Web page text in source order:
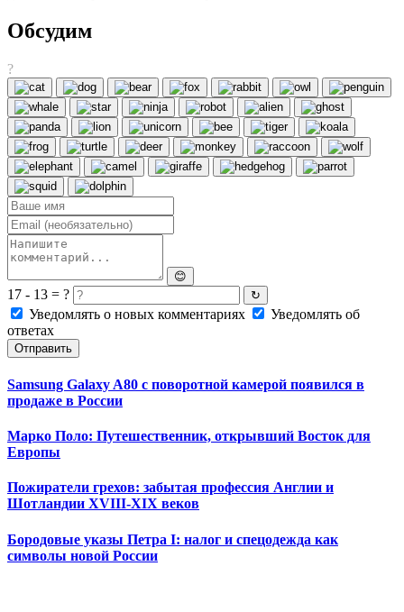
Обсудим
?
😊
17 - 13 = ? ↻
Уведомлять о новых комментариях
Уведомлять об
ответах
Отправить
Samsung Galaxy A80 с поворотной камерой появился в
продаже в России
Марко Поло: Путешественник, открывший Восток для
Европы
Пожиратели грехов: забытая профессия Англии и
Шотландии XVIII-XIX веков
Бородовые указы Петра I: налог и спецодежда как
символы новой России